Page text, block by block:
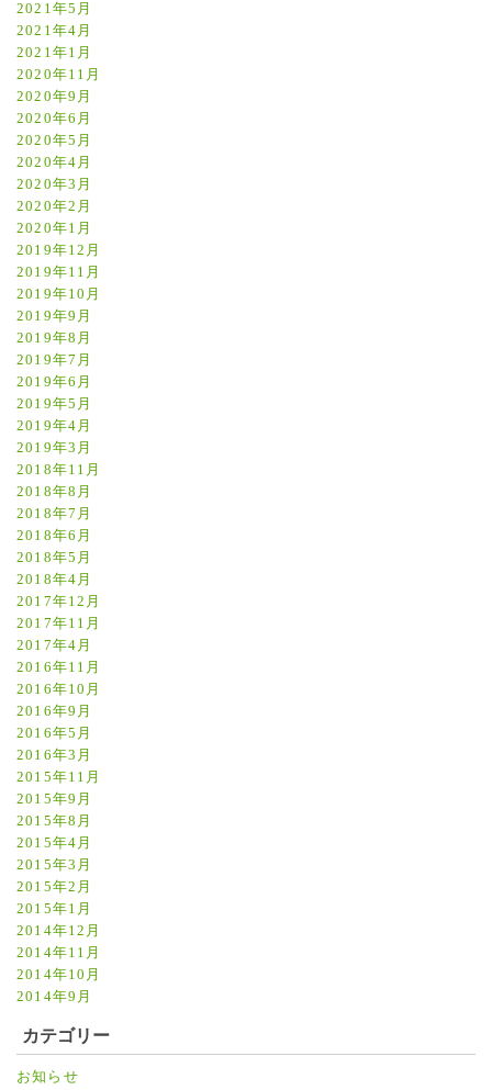
2021年5月
2021年4月
2021年1月
2020年11月
2020年9月
2020年6月
2020年5月
2020年4月
2020年3月
2020年2月
2020年1月
2019年12月
2019年11月
2019年10月
2019年9月
2019年8月
2019年7月
2019年6月
2019年5月
2019年4月
2019年3月
2018年11月
2018年8月
2018年7月
2018年6月
2018年5月
2018年4月
2017年12月
2017年11月
2017年4月
2016年11月
2016年10月
2016年9月
2016年5月
2016年3月
2015年11月
2015年9月
2015年8月
2015年4月
2015年3月
2015年2月
2015年1月
2014年12月
2014年11月
2014年10月
2014年9月
カテゴリー
お知らせ